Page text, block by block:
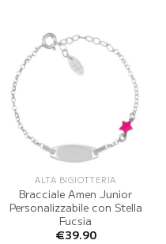
ALTA BIGIOTTERIA
Bracciale Amen Junior
Personalizzabile con Stella
Fucsia
€39.90